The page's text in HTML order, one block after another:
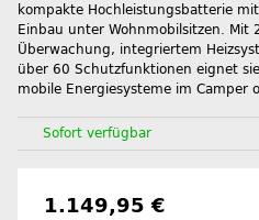
kompakte Hochleistungsbatterie
Einbau unter Wohnmobilsitzen. Mit
Überwachung, integriertem
über 60 Schutzfunktionen eignet
mobile Energiesysteme im Camper
Sofort verfügbar
1.149,95 €